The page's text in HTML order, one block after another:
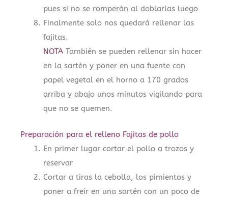
pues si no se romperán al doblarlas luego
Finalmente solo nos quedará rellenar las
fajitas.
NOTA También se pueden rellenar sin hacer
en la sartén y poner en una fuente con
papel vegetal en el horno a 170 grados
arriba y abajo unos minutos vigilando para
que no se quemen.
Preparación para el relleno Fajitas de pollo
En primer lugar cortar el pollo a trozos y
reservar
Cortar a tiras la cebolla, los pimientos y
poner a freír en una sartén con un poco de